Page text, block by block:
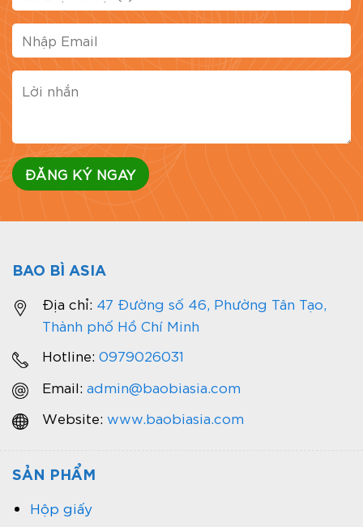
BAO BÌ ASIA
Địa chỉ: 47 Đường số 46, Phường Tân Tạo,
Thành phố Hồ Chí Minh
Hotline: 0979026031
Email: admin@baobiasia.com
Website: www.baobiasia.com
SẢN PHẨM
Hộp giấy